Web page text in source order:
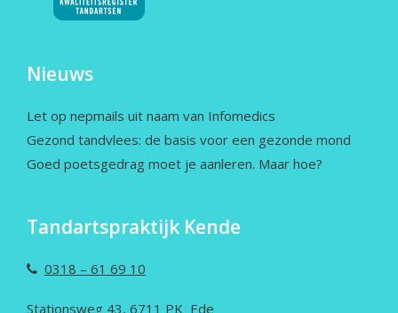
Nieuws
Let op nepmails uit naam van Infomedics
Gezond tandvlees: de basis voor een gezonde mond
Goed poetsgedrag moet je aanleren. Maar hoe?
Tandartspraktijk Kende
0318 – 61 69 10
Stationsweg 43, 6711 PK Ede